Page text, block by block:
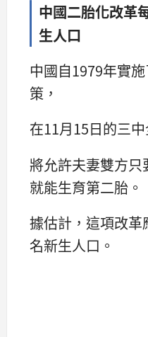
中國二胎化改革
生人口
中國自1979年實
策，
在11月15日的三
將允許夫妻雙方只
就能生育第二胎。
據估計，這項改
名新生人口。